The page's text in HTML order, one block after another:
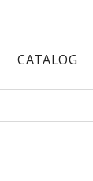
CATALOG